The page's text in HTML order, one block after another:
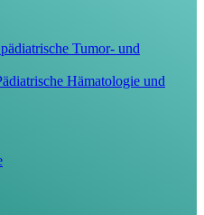
Tumor- und
Hämatologie und